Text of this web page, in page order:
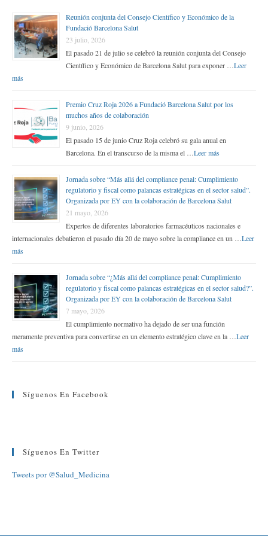
Reunión conjunta del Consejo Científico y Económico de la
Fundació Barcelona Salut
23 julio, 2026
El pasado 21 de julio se celebró la reunión conjunta del Consejo
Científico y Económico de Barcelona Salut para exponer … Leer
más
Premio Cruz Roja 2026 a Fundació Barcelona Salut por los
muchos años de colaboración
9 junio, 2026
El pasado 15 de junio Cruz Roja celebró su gala anual en
Barcelona. En el transcurso de la misma el … Leer más
Jornada sobre “Más allá del compliance penal: Cumplimiento
regulatorio y fiscal como palancas estratégicas en el sector salud”.
Organizada por EY con la colaboración de Barcelona Salut
21 mayo, 2026
Expertos de diferentes laboratorios farmacéuticos nacionales e
internacionales debatieron el pasado día 20 de mayo sobre la compliance en un … Leer
más
Jornada sobre “¿Más allá del compliance penal: Cumplimiento
regulatorio y fiscal como palancas estratégicas en el sector salud?”.
Organizada por EY con la colaboración de Barcelona Salut
7 mayo, 2026
El cumplimiento normativo ha dejado de ser una función
meramente preventiva para convertirse en un elemento estratégico clave en la … Leer
más
Síguenos En Facebook
Síguenos En Twitter
Tweets por @Salud_Medicina